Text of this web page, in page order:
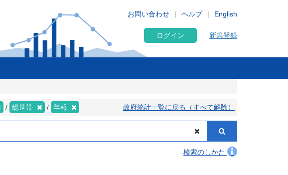
English
お問い合わせ ヘルプ
ログイン 新規登録
総世帯 年報 政府統計一覧に戻る（すべて解除）
検索のしかた